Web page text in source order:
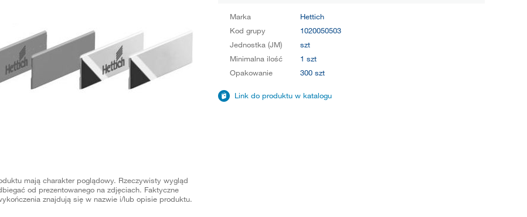
mają charakter poglądowy. Rzeczywisty wygląd
od prezentowanego na zdjęciach. Faktyczne
znajdują się w nazwie i/lub opisie produktu.
Marka
Hettich
Kod grupy
1020050503
Jednostka (JM)
szt
Minimalna ilość
1 szt
Opakowanie
300 szt
Link do produktu w katalogu